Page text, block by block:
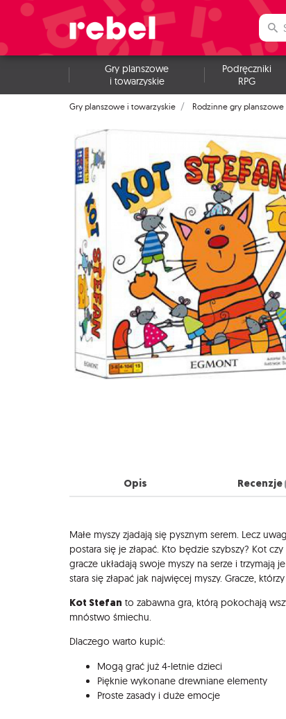
Gry planszowe
i towarzyskie
Podręczniki
RPG
Gry planszowe i towarzyskie Rodzinne gry planszowe
Opis Recenzje
Opis
Małe myszy zjadają się pysznym serem. Lecz
postara się je złapać. Kto będzie szybszy? Kot
gracze układają swoje myszy na serze i
stara się złapać jak najwięcej myszy. Gracze,
Kot Stefan to zabawna gra, którą pokochają
mnóstwo śmiechu.
Dlaczego warto kupić:
Mogą grać już 4-letnie dzieci
Pięknie wykonane drewniane elementy
Proste zasady i duże emocje